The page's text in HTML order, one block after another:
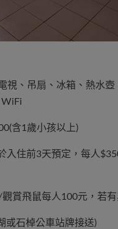
視、吊扇、冰箱、熱水
WiFi
含1歲小孩以上)
入住前3天預定，每人
賞飛鼠每人100元，若
或石棹公車站牌接送)